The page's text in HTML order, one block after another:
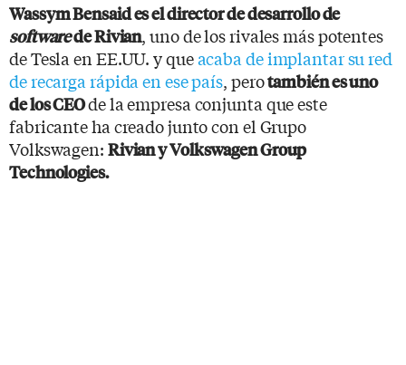
Wassym Bensaid es el director de desarrollo de
softwarede Rivian, uno de los rivales más potentes
de Tesla en EE.UU. y queacaba de implantar su red
de recarga rápida en ese país, perotambién es uno
de los CEOde la empresa conjunta que este
fabricante ha creado junto con el Grupo
Volkswagen: Rivian y Volkswagen Group
Technologies.